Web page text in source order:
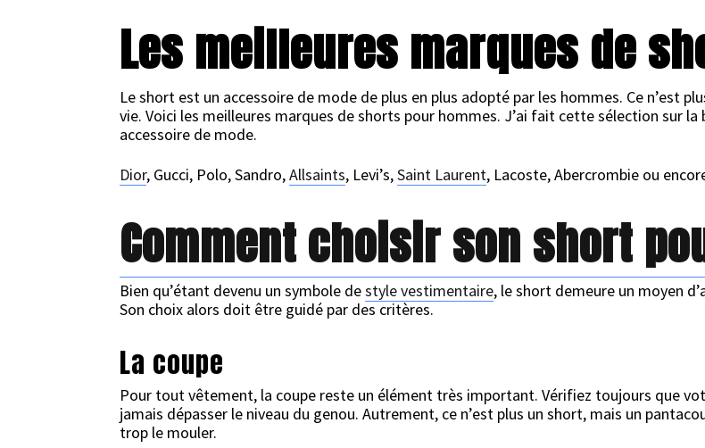
Les meilleures marques de
Le short est un accessoire de mode de plus en plus adopté par les hommes. Ce n’est
vie. Voici les meilleures marques de shorts pour hommes. J’ai fait cette sélection sur
accessoire de mode.
Dior, Gucci, Polo, Sandro,Allsaints, Levi’s,Saint Laurent, Lacoste, Abercrombie ou
Comment choisir son short
Bien qu’étant devenu un symbole destyle vestimentaire, le short demeure un moyen
Son choix alors doit être guidé par des critères.
La coupe
Pour tout vêtement, la coupe reste un élément très important. Vérifiez toujours que
jamais dépasser le niveau du genou. Autrement, ce n’est plus un short, mais un
trop le mouler.